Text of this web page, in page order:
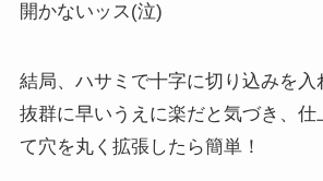
開かないッス(泣)
結局、ハサミで十字に切り込みを
抜群に早いうえに楽だと気づき、仕
て穴を丸く拡張したら簡単！